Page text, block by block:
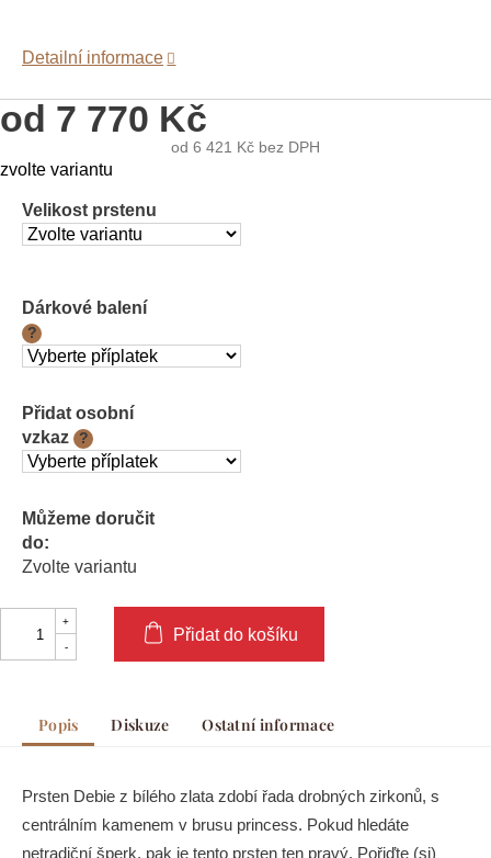
od 7 770 Kč
od 6 421 Kč bez DPH
Měrná
zvolte variantu
Velikost prstenu
Dárkové balení
?
Přidat osobní
vzkaz
?
Můžeme doručit
do:
Zvolte variantu
Přidat do košíku
Detailní informace
Popis Diskuze Ostatní informace
Prsten Debie z bílého zlata zdobí řada drobných zirkonů, s
centrálním kamenem v brusu princess. Pokud hledáte
netradiční šperk, pak je tento prsten ten pravý. Pořiďte (si)